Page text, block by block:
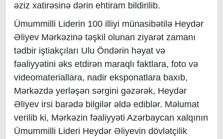
əziz xatirəsinə dərin ehtiram bildirilib.
Ümummilli Liderin 100 illiyi münasibətilə Heydər
Əliyev Mərkəzinə təşkil olunan ziyarət zamanı
tədbir iştiakçıları Ulu Öndərin həyat və
fəaliyyətini əks etdirən maraqlı faktlara, foto və
videomateriallara, nadir eksponatlara baxıb,
Mərkəzdə yerləşən sərgini gəzərək, Heydər
Əliyev irsi barədə bilgilər əldə ediblər. Məlumat
verilib ki, Mərkəzin fəaliyyəti Azərbaycan xalqının
Ümummilli Lideri Heydər Əliyevin dövlətçilik